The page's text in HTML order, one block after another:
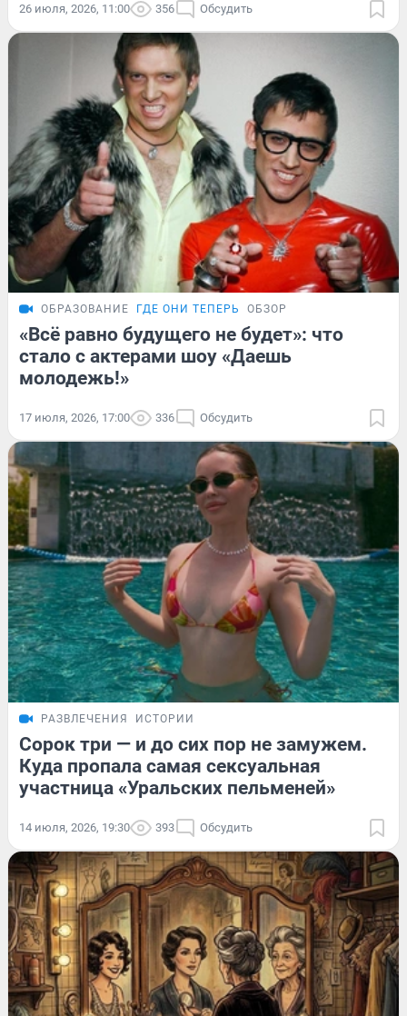
26 июля, 2026, 11:00 356 Обсудить
ОБРАЗОВАНИЕ ГДЕ ОНИ ТЕПЕРЬ ОБЗОР
«Всё равно будущего не будет»: что
стало с актерами шоу «Даешь
молодежь!»
17 июля, 2026, 17:00 336 Обсудить
РАЗВЛЕЧЕНИЯ ИСТОРИИ
Сорок три — и до сих пор не замужем.
Куда пропала самая сексуальная
участница «Уральских пельменей»
14 июля, 2026, 19:30 393 Обсудить